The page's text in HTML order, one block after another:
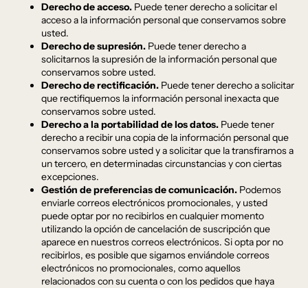
Derecho de acceso. Puede tener derecho a solicitar el
acceso a la información personal que conservamos sobre
usted.
Derecho de supresión. Puede tener derecho a
solicitarnos la supresión de la información personal que
conservamos sobre usted.
Derecho de rectificación. Puede tener derecho a solicitar
que rectifiquemos la información personal inexacta que
conservamos sobre usted.
Derecho a la portabilidad de los datos. Puede tener
derecho a recibir una copia de la información personal que
conservamos sobre usted y a solicitar que la transfiramos a
un tercero, en determinadas circunstancias y con ciertas
excepciones.
Gestión de preferencias de comunicación. Podemos
enviarle correos electrónicos promocionales, y usted
puede optar por no recibirlos en cualquier momento
utilizando la opción de cancelación de suscripción que
aparece en nuestros correos electrónicos. Si opta por no
recibirlos, es posible que sigamos enviándole correos
electrónicos no promocionales, como aquellos
relacionados con su cuenta o con los pedidos que haya